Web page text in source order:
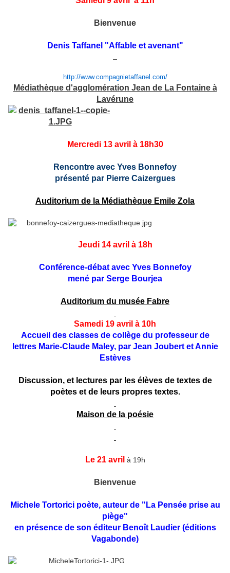
Bienvenue
Denis Taffanel "Affable et avenant"
http://www.compagnietaffanel.com/
Médiathèque d'agglomération Jean de La Fontaine à
Lavérune
Mercredi 13 avril à 18h30
Rencontre avec Yves Bonnefoy
présenté par Pierre Caizergues
Auditorium de la Médiathèque Emile Zola
Jeudi 14 avril à 18h
Conférence-débat avec Yves Bonnefoy
mené par Serge Bourjea
Auditorium du musée Fabre
Samedi 19 avril à 10h
Accueil des classes de collège du professeur de
lettres Marie-Claude Maley, par Jean Joubert et Annie
Estèves
Discussion, et lectures par les élèves de textes de
poètes et de leurs propres textes.
Maison de la poésie
Le 21 avril à 19h
Bienvenue
Michele Tortorici poète, auteur de "La Pensée prise au
piège"
en présence de son éditeur Benoît Laudier (éditions
Vagabonde)